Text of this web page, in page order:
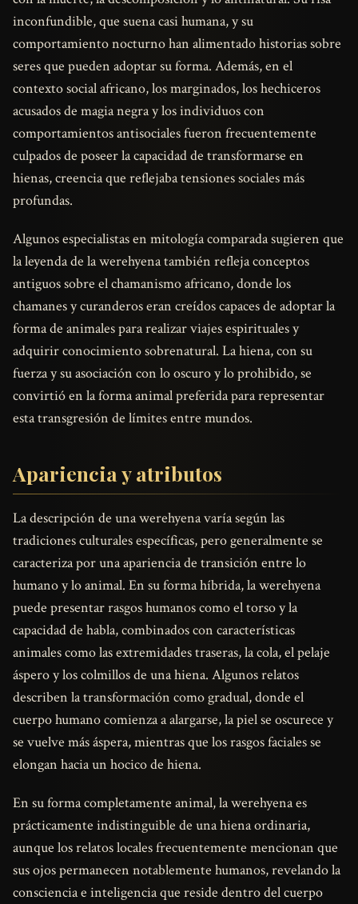
inconfundible, que suena casi humana, y su
comportamiento nocturno han alimentado historias sobre
seres que pueden adoptar su forma. Además, en el
contexto social africano, los marginados, los hechiceros
acusados de magia negra y los individuos con
comportamientos antisociales fueron frecuentemente
culpados de poseer la capacidad de transformarse en
hienas, creencia que reflejaba tensiones sociales más
profundas.
Algunos especialistas en mitología comparada sugieren que
la leyenda de la werehyena también refleja conceptos
antiguos sobre el chamanismo africano, donde los
chamanes y curanderos eran creídos capaces de adoptar la
forma de animales para realizar viajes espirituales y
adquirir conocimiento sobrenatural. La hiena, con su
fuerza y su asociación con lo oscuro y lo prohibido, se
convirtió en la forma animal preferida para representar
esta transgresión de límites entre mundos.
Apariencia y atributos
La descripción de una werehyena varía según las
tradiciones culturales específicas, pero generalmente se
caracteriza por una apariencia de transición entre lo
humano y lo animal. En su forma híbrida, la werehyena
puede presentar rasgos humanos como el torso y la
capacidad de habla, combinados con características
animales como las extremidades traseras, la cola, el pelaje
áspero y los colmillos de una hiena. Algunos relatos
describen la transformación como gradual, donde el
cuerpo humano comienza a alargarse, la piel se oscurece y
se vuelve más áspera, mientras que los rasgos faciales se
elongan hacia un hocico de hiena.
En su forma completamente animal, la werehyena es
prácticamente indistinguible de una hiena ordinaria,
aunque los relatos locales frecuentemente mencionan que
sus ojos permanecen notablemente humanos, revelando la
consciencia e inteligencia que reside dentro del cuerpo